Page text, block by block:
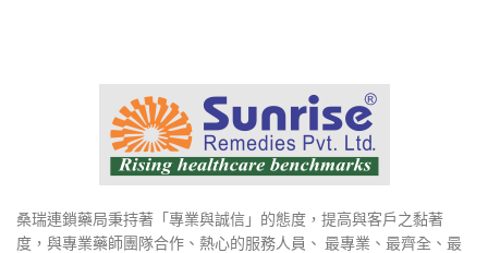
桑瑞連鎖藥局秉持著「專業與誠信」的態度，提高與客戶之黏著
度，與專業藥師團隊合作、熱心的服務人員、 最專業、最齊全、最